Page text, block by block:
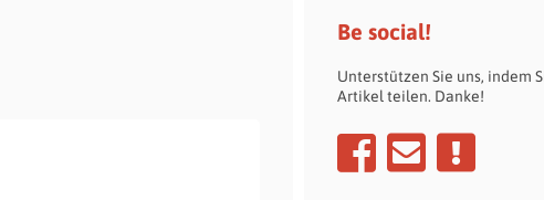
Be social!
Unterstützen Sie uns, indem
Artikel teilen. Danke!